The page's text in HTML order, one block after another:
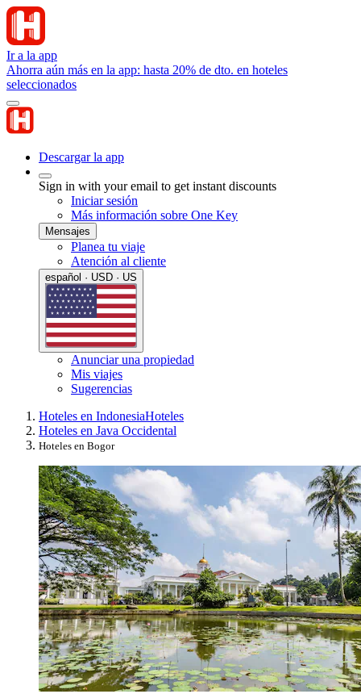
Ir a la app
Ahorra aún más en la app: hasta 20% de dto. en hoteles
seleccionados
Descargar la app
Sign in with your email to get instant discounts
Iniciar sesión
Más información sobre One Key
Mensajes
Planea tu viaje
Atención al cliente
español · USD · US
Anunciar una propiedad
Mis viajes
Sugerencias
Hoteles en IndonesiaHoteles
Hoteles en Java Occidental
Hoteles en Bogor